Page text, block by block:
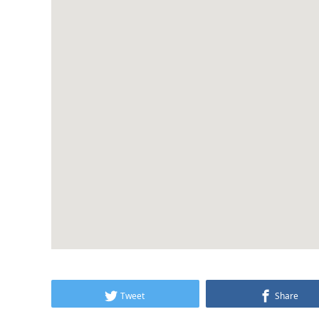
Tweet Share